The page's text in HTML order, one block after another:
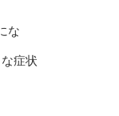
な
症状